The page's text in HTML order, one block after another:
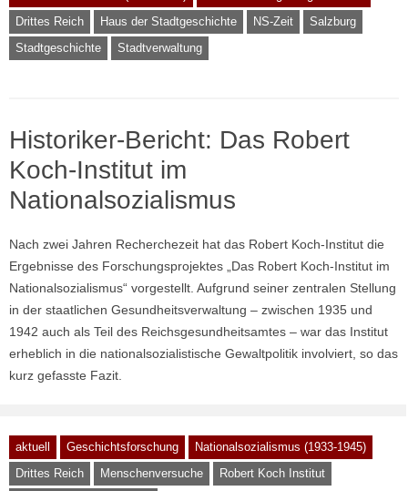
Drittes Reich
Haus der Stadtgeschichte NS-Zeit
Salzburg
Stadtgeschichte
Stadtverwaltung
Historiker-Bericht: Das Robert
Koch-Institut im
Nationalsozialismus
Nach zwei Jahren Recherchezeit hat das Robert Koch-Institut die
Ergebnisse des Forschungsprojektes „Das Robert Koch-Institut im
Nationalsozialismus“ vorgestellt. Aufgrund seiner zentralen Stellung
in der staatlichen Gesundheitsverwaltung – zwischen 1935 und
1942 auch als Teil des Reichsgesundheitsamtes – war das Institut
erheblich in die nationalsozialistische Gewaltpolitik involviert, so das
kurz gefasste Fazit.
aktuell Geschichtsforschung
Nationalsozialismus (1933-1945)
Drittes Reich
Menschenversuche
Robert Koch Institut